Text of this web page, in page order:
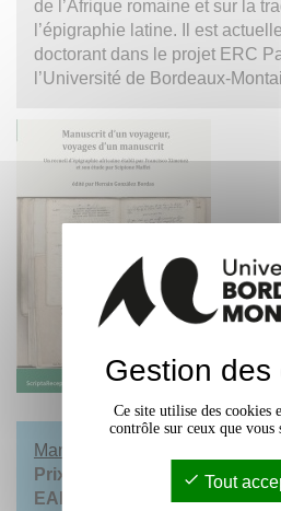
de l’Afrique romaine et sur la
l’épigraphie latine. Il est
doctorant dans le projet ERC
l’Université de Bordeaux-
Manuscrit d’un voyageur,
Prix :
EAN :
9782356134745
Gestion des
Ce site utilise des cookies
contrôle sur ceux que vous
Tout